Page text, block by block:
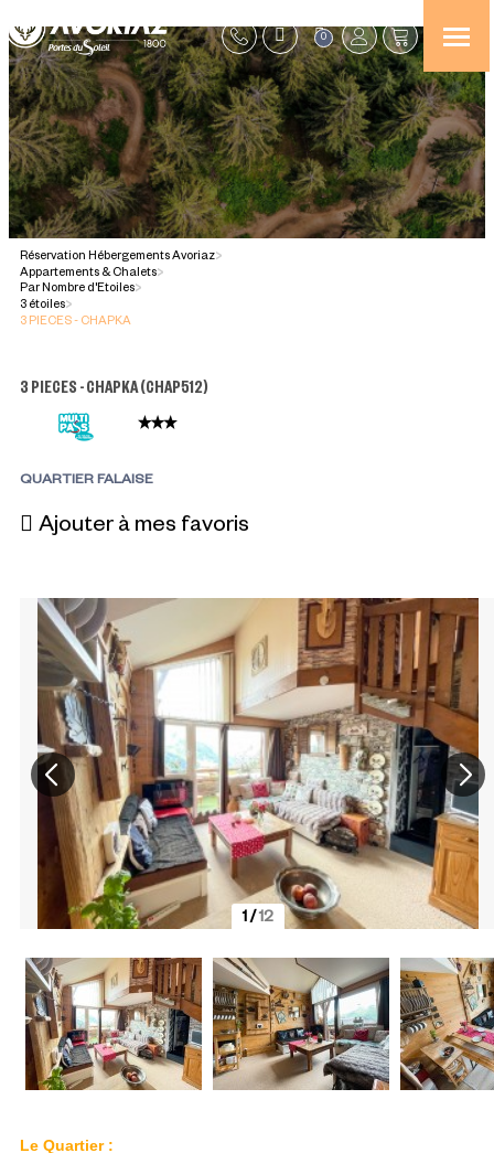
0
Réservation Hébergements Avoriaz>
Appartements & Chalets>
Par Nombre d'Etoiles>
3 étoiles>
3 PIECES - CHAPKA
3 PIECES - CHAPKA(CHAP512)
QUARTIER FALAISE
Ajouter à mes favoris
1/12
Le Quartier :